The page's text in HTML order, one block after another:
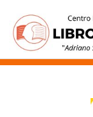
contenuto